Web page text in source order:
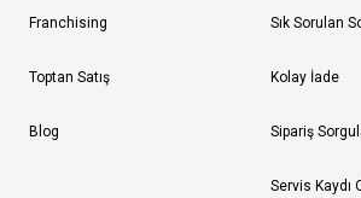
Franchising
Toptan Satış
Blog
Sık Sorulan
Kolay İade
Sipariş
Servis Kaydı